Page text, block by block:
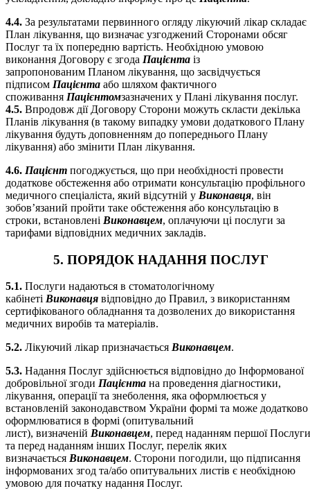
4.4. За результатами первинного огляду лікуючий лікар складає
План лікування, що визначає узгоджений Сторонами обсяг
Послуг та їх попередню вартість. Необхідною умовою
виконання Договору є згода Пацієнта із
запропонованим Планом лікування, що засвідчується
підписом Пацієнта або шляхом фактичного
споживання Пацієнтомзазначених у Плані лікування послуг.
4.5. Впродовж дії Договору Сторони можуть скласти декілька
Планів лікування (в такому випадку умови додаткового Плану
лікування будуть доповненням до попереднього Плану
лікування) або змінити План лікування.
4.6. Пацієнт погоджується, що при необхідності провести
додаткове обстеження або отримати консультацію профільного
медичного спеціаліста, який відсутній у Виконавця, він
зобов’язаний пройти таке обстеження або консультацію в
строки, встановлені Виконавцем, оплачуючи ці послуги за
тарифами відповідних медичних закладів.
5. ПОРЯДОК НАДАННЯ ПОСЛУГ
5.1. Послуги надаються в стоматологічному
кабінеті Виконавця відповідно до Правил, з використанням
сертифікованого обладнання та дозволених до використання
медичних виробів та матеріалів.
5.2. Лікуючий лікар призначається Виконавцем.
5.3. Надання Послуг здійснюється відповідно до Інформованої
добровільної згоди Пацієнта на проведення діагностики,
лікування, операції та знеболення, яка оформлюється у
встановленій законодавством України формі та може додатково
оформлюватися в формі (опитувальний
лист), визначеній Виконавцем, перед наданням першої Послуги
та перед наданням інших Послуг, перелік яких
визначається Виконавцем. Сторони погодили, що підписання
інформованих згод та/або опитувальних листів є необхідною
умовою для початку надання Послуг.